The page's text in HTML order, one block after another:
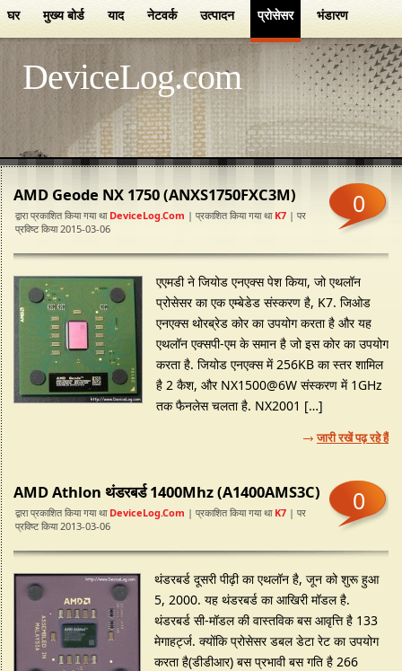
घर मुख्य बोर्ड याद नेटवर्क उत्पादन प्रोसेसर भंडारण
DeviceLog.com
AMD Geode NX 1750 (ANXS1750FXC3M)
द्वारा प्रकाशित किया गया था DeviceLog.com | प्रकाशित किया गया था K7 | पर
प्रविष्ट किया 2015-03-06
0
एएमडी ने जियोड एनएक्स पेश किया, जो एथलॉन
प्रोसेसर का एक एम्बेडेड संस्करण है, K7. जिओड
एनएक्स थोरब्रेड कोर का उपयोग करता है और यह
एथलॉन एक्सपी-एम के समान है जो इस कोर का उपयोग
करता है. जियोड एनएक्स में 256KB का स्तर शामिल
है 2 कैश, और NX1500@6W संस्करण में 1GHz
तक फैनलेस चलता है. NX2001 […]
जारी रखें पढ़ रहे हैं
AMD Athlon थंडरबर्ड 1400Mhz (A1400AMS3C)
द्वारा प्रकाशित किया गया था DeviceLog.com | प्रकाशित किया गया था K7 | पर
प्रविष्ट किया 2013-03-06
0
थंडरबर्ड दूसरी पीढ़ी का एथलॉन है, जून को शुरू हुआ
5, 2000. यह थंडरबर्ड का आखिरी मॉडल है.
थंडरबर्ड सी-मॉडल की वास्तविक बस आवृत्ति है 133
मेगाहर्ट्ज. क्योंकि प्रोसेसर डबल डेटा रेट का उपयोग
करता है(डीडीआर) बस प्रभावी बस गति है 266